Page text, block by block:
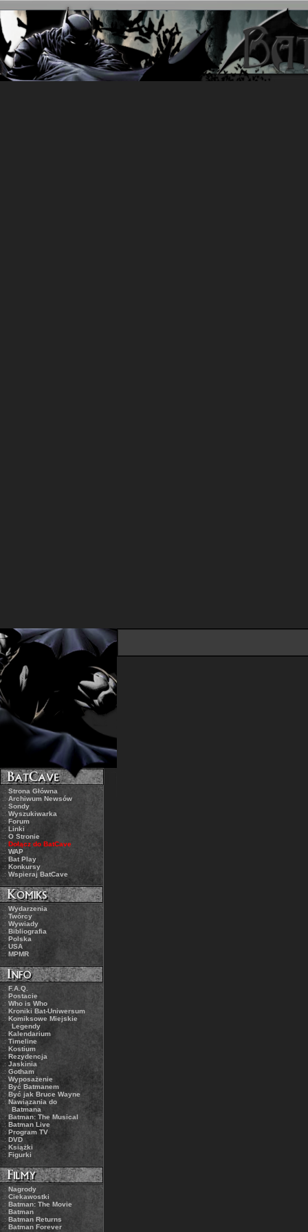
.: Strona Główna
.: Archiwum Newsów
.: Sondy
.:Wyszukiwarka
.: Forum
.: Linki
.: O Stronie
.: Dołącz do BatCave
.: WAP
.: Bat Play
.: Konkursy
.: Wspieraj BatCave
.: Wydarzenia
.: Twórcy
.: Wywiady
.:Bibliografia
.: Polska
.: USA
.: MPMR
.: F.A.Q.
.: Postacie
.: Who is Who
.:Kroniki Bat-Uniwersum
.: Komiksowe Miejskie
Legendy
.: Kalendarium
.: Timeline
.: Kostium
.: Rezydencja
.: Jaskinia
.: Gotham
.:Wyposażenie
.: Być Batmanem
.: Być jak Bruce Wayne
.: Nawiązania do
Batmana
.:Batman: The Musical
.: Batman Live
.: Program TV
.: DVD
.:Książki
.: Figurki
.: Nagrody
.: Ciekawostki
.: Batman: The Movie
.:Batman
.: Batman Returns
.: Batman Forever